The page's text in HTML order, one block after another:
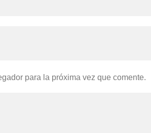
para la próxima vez que comente.